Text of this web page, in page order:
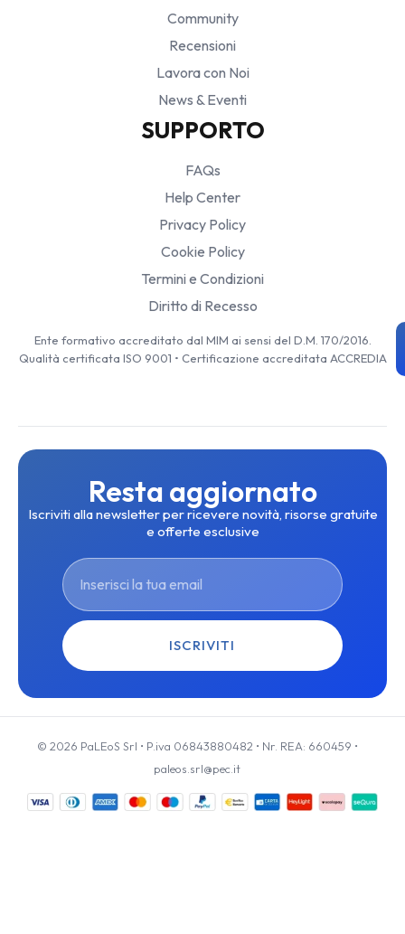
Community
Recensioni
Lavora con Noi
News & Eventi
SUPPORTO
FAQs
Help Center
Privacy Policy
Cookie Policy
Termini e Condizioni
Diritto di Recesso
Ente formativo accreditato dal MIM ai sensi del D.M. 170/2016.
Qualità certificata ISO 9001 • Certificazione accreditata ACCREDIA
Resta aggiornato
Iscriviti alla newsletter per ricevere novità, risorse gratuite
e offerte esclusive
ISCRIVITI
© 2026 PaLEoS Srl • P.iva 06843880482 • Nr. REA: 660459 •
paleos.srl@pec.it